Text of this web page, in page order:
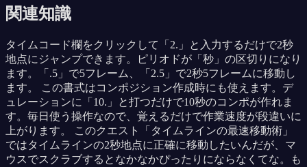
関連知識
タイムコード欄をクリックして「2.」と入力するだけで2秒
地点にジャンプできます。ピリオドが「秒」の区切りになり
ます。「.5」で5フレーム、「2.5」で2秒5フレームに移動し
ます。 この書式はコンポジション作成時にも使えます。デ
ュレーションに「10.」と打つだけで10秒のコンポが作れま
す。毎日使う操作なので、覚えるだけで作業速度が段違いに
上がります。 このクエスト「タイムラインの最速移動術」
ではタイムラインの2秒地点に正確に移動したいんだが、マ
ウスでスクラブするとなかなかぴったりにならなくてな。も